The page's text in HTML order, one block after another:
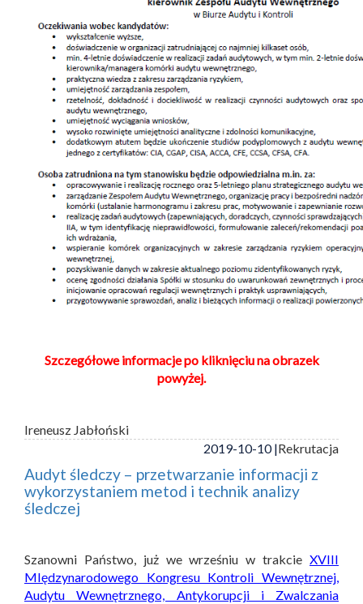
Szczegółowe informacje po kliknięciu na obrazek
powyżej.
Ireneusz Jabłoński
2019-10-10 |Rekrutacja
Audyt śledczy – przetwarzanie informacji z
wykorzystaniem metod i technik analizy
śledczej
Szanowni Państwo, już we wrześniu w trakcie XVIII
MIędzynarodowego Kongresu Kontroli Wewnętrznej,
Audytu Wewnętrznego, Antykorupcji i Zwalczania